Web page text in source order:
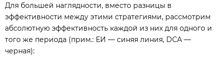
Для большей наглядности, вместо разницы в
эффективности между этими стратегиями, рассмотрим
абсолютную эффективность каждой из них для одного и
того же периода (прим.: ЕИ — синяя линия, DCA —
черная):